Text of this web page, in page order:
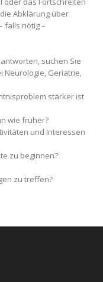
Abklärung über
falls nötig –
suchen Sie
Neurologie, Geriatrie,
stärker ist
wie früher?
und Interessen
zu beginnen?
zu treffen?